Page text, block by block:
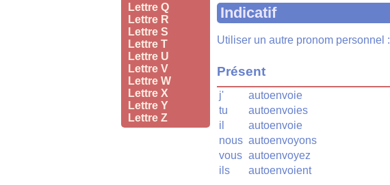
Lettre Q
Lettre R
Lettre S
Lettre T
Lettre U
Lettre V
Lettre W
Lettre X
Lettre Y
Lettre Z
Indicatif
Utiliser un autre pronom personnel :
Présent
j'
autoenvoie
tu
autoenvoies
il
autoenvoie
nous autoenvoyons
vous autoenvoyez
ils
autoenvoient